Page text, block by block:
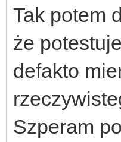
Tak potem
że
defakto
Szperam